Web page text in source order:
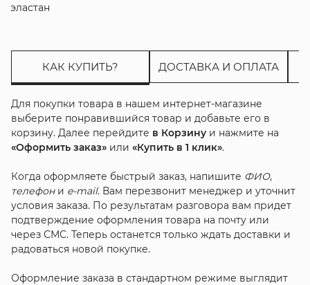
эластан
КАК КУПИТЬ? ДОСТАВКА И ОПЛАТА
Для покупки товара в нашем интернет-магазине
выберите понравившийся товар и добавьте его в
корзину. Далее перейдите в Корзинуи нажмите на
«Оформить заказ»или «Купить в 1 клик».
Когда оформляете быстрый заказ, напишите ФИО,
телефони e-mail. Вам перезвонит менеджер и уточнит
условия заказа. По результатам разговора вам придет
подтверждение оформления товара на почту или
через СМС. Теперь останется только ждать доставки и
радоваться новой покупке.
Оформление заказа в стандартном режиме выглядит